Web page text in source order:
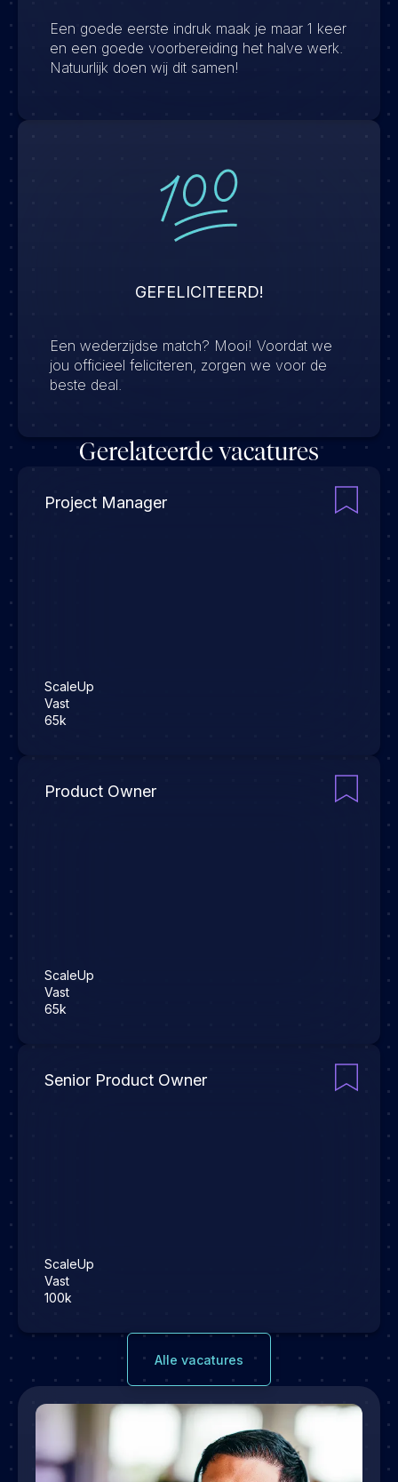
Een goede eerste indruk maak je maar 1 keer
en een goede voorbereiding het halve werk.
Natuurlijk doen wij dit samen!
GEFELICITEERD!
Een wederzijdse match? Mooi! Voordat we
jou officieel feliciteren, zorgen we voor de
beste deal.
Gerelateerde vacatures
Project Manager
ScaleUp
Vast
65k
Product Owner
ScaleUp
Vast
65k
Senior Product Owner
ScaleUp
Vast
100k
Alle vacatures